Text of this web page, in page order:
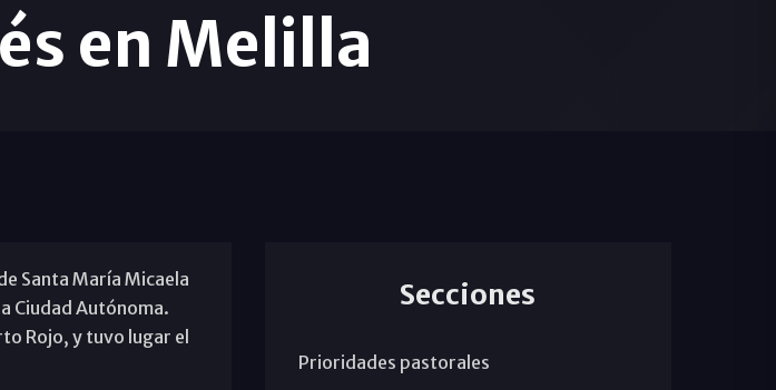
en Melilla
Santa María Micaela
Ciudad Autónoma.
Rojo, y tuvo lugar el
Secciones
Prioridades pastorales